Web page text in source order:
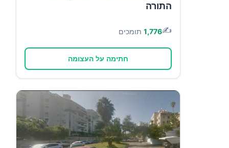
התורה
✍️
1,776 תומכים
חתימה על העצומה